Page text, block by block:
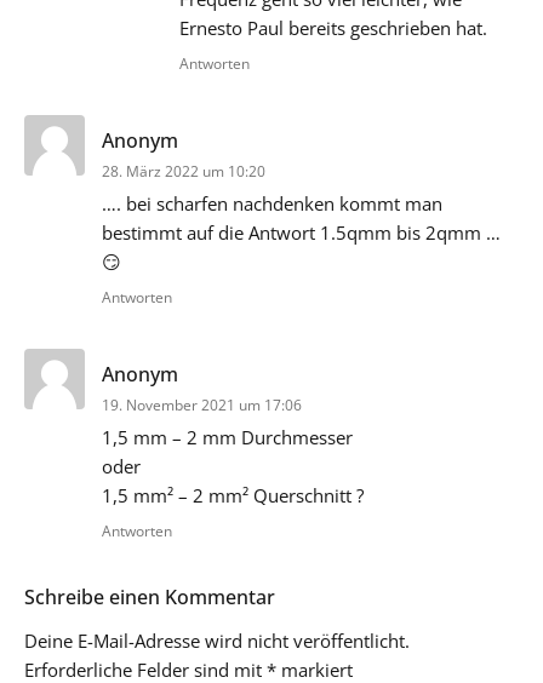
Ernesto Paul bereits geschrieben hat.
Antworten
Anonym
28. März 2022 um 10:20
…. bei scharfen nachdenken kommt man
bestimmt auf die Antwort 1.5qmm bis 2qmm …
😏
Antworten
Anonym
19. November 2021 um 17:06
1,5 mm – 2 mm Durchmesser
oder
1,5 mm² – 2 mm² Querschnitt ?
Antworten
Schreibe einen Kommentar
Deine E-Mail-Adresse wird nicht veröffentlicht.
Erforderliche Felder sind mit * markiert